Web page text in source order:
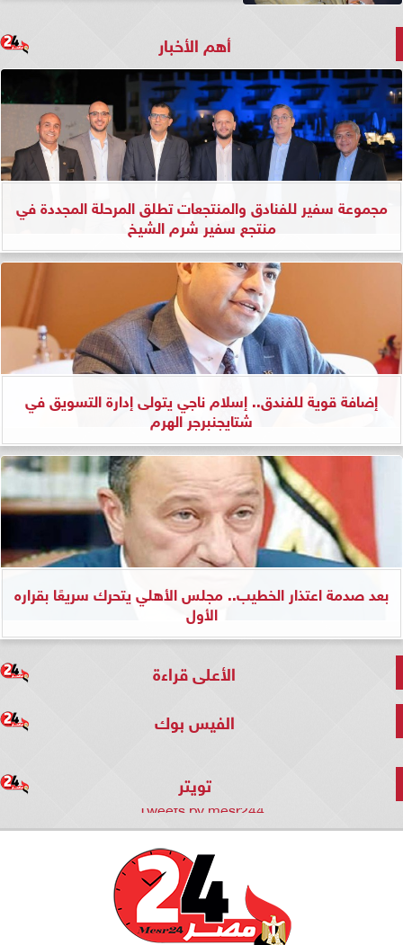
أهم الأخبار
مجموعة سفير للفنادق والمنتجعات تطلق المرحلة المجددة في
منتجع سفير شرم الشيخ
إضافة قوية للفندق.. إسلام ناجي يتولى إدارة التسويق في
شتايجنبرجر الهرم
بعد صدمة اعتذار الخطيب.. مجلس الأهلي يتحرك سريعًا بقراره
الأول
الأعلى قراءة
الفيس بوك
تويتر
Tweets by mesr244